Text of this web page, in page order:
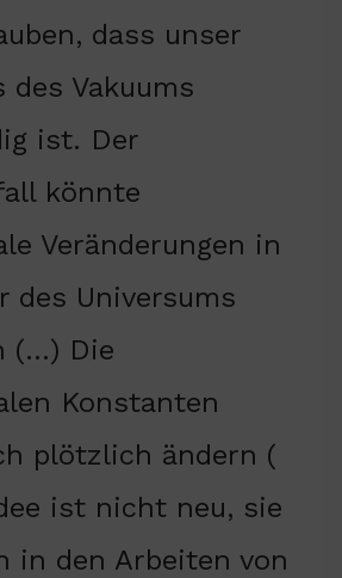
dass unser
des Vakuums
ist. Der
könnte
Veränderungen in
des Universums
(…) Die
Konstanten
plötzlich ändern (
ist nicht neu, sie
in den Arbeiten von